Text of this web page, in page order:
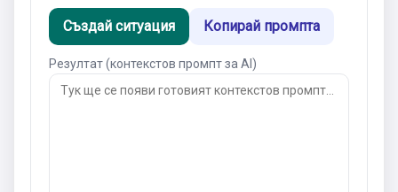
Създай ситуация Копирай промпта
Резултат (контекстов промпт за AI)